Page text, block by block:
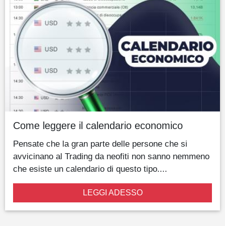
Come leggere il calendario economico
Pensate che la gran parte delle persone che si
avvicinano al Trading da neofiti non sanno nemmeno
che esiste un calendario di questo tipo....
LEGGI ADESSO